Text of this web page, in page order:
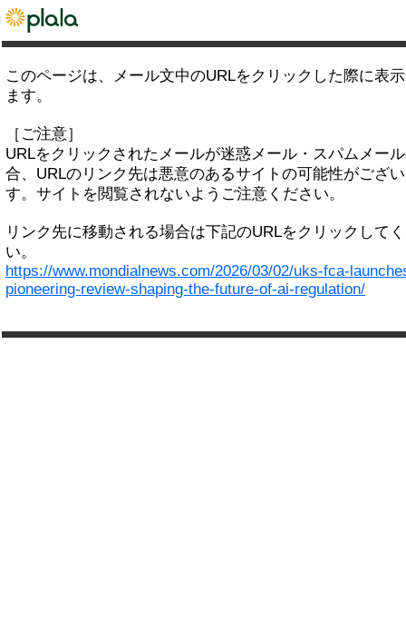
このページは、メール文中のURLをクリックした際に表
ます。
［ご注意］
URLをクリックされたメールが迷惑メール・スパムメー
合、URLのリンク先は悪意のあるサイトの可能性がござ
す。サイトを閲覧されないようご注意ください。
リンク先に移動される場合は下記のURLをクリックして
い。
https://www.mondialnews.com/2026/03/02/uks-fca-
pioneering-review-shaping-the-future-of-ai-regulation/